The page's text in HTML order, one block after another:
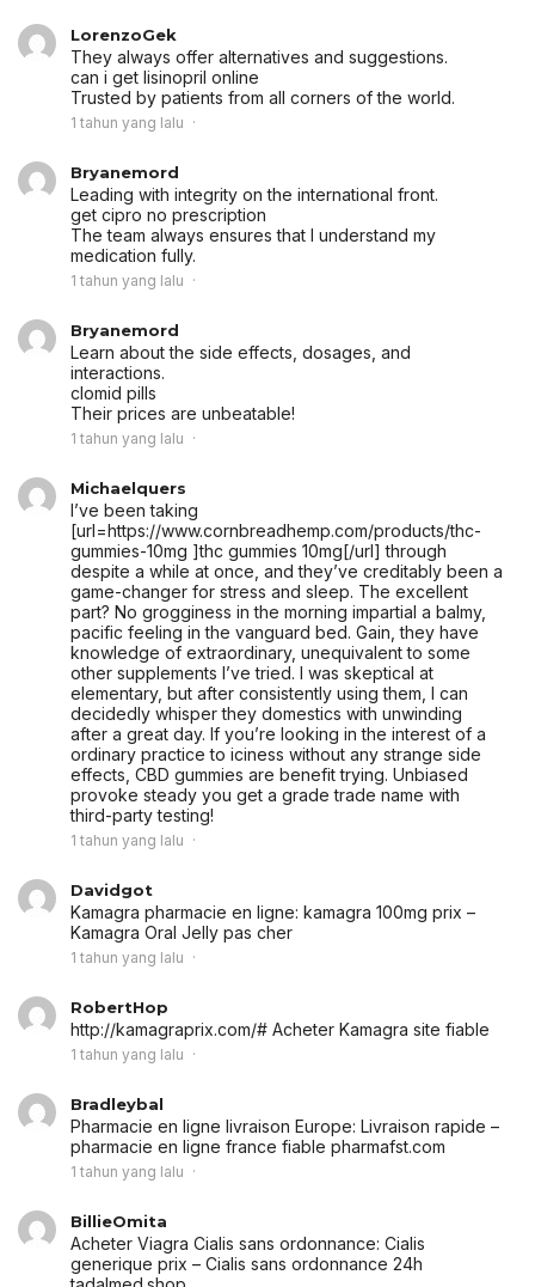
LorenzoGek
They always offer alternatives and suggestions.
can i get lisinopril online
Trusted by patients from all corners of the world.
1 tahun yang lalu
Bryanemord
Leading with integrity on the international front.
get cipro no prescription
The team always ensures that I understand my
medication fully.
1 tahun yang lalu
Bryanemord
Learn about the side effects, dosages, and
interactions.
clomid pills
Their prices are unbeatable!
1 tahun yang lalu
Michaelquers
I’ve been taking
[url=https://www.cornbreadhemp.com/products/thc-
gummies-10mg ]thc gummies 10mg[/url] through
despite a while at once, and they’ve creditably been a
game-changer for stress and sleep. The excellent
part? No grogginess in the morning impartial a balmy,
pacific feeling in the vanguard bed. Gain, they have
knowledge of extraordinary, unequivalent to some
other supplements I’ve tried. I was skeptical at
elementary, but after consistently using them, I can
decidedly whisper they domestics with unwinding
after a great day. If you’re looking in the interest of a
ordinary practice to iciness without any strange side
effects, CBD gummies are benefit trying. Unbiased
provoke steady you get a grade trade name with
third-party testing!
1 tahun yang lalu
Davidgot
Kamagra pharmacie en ligne: kamagra 100mg prix –
Kamagra Oral Jelly pas cher
1 tahun yang lalu
RobertHop
http://kamagraprix.com/# Acheter Kamagra site fiable
1 tahun yang lalu
Bradleybal
Pharmacie en ligne livraison Europe: Livraison rapide –
pharmacie en ligne france fiable pharmafst.com
1 tahun yang lalu
BillieOmita
Acheter Viagra Cialis sans ordonnance: Cialis
generique prix – Cialis sans ordonnance 24h